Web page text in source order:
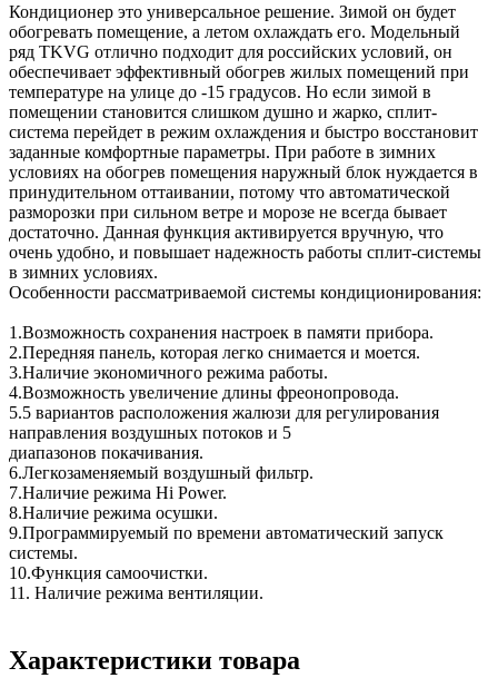
Кондиционер это универсальное решение. Зимой он будет
обогревать помещение, а летом охлаждать его. Модельный
ряд TKVG отлично подходит для российских условий, он
обеспечивает эффективный обогрев жилых помещений при
температуре на улице до -15 градусов. Но если зимой в
помещении становится слишком душно и жарко, сплит-
система перейдет в режим охлаждения и быстро восстановит
заданные комфортные параметры. При работе в зимних
условиях на обогрев помещения наружный блок нуждается в
принудительном оттаивании, потому что автоматической
разморозки при сильном ветре и морозе не всегда бывает
достаточно. Данная функция активируется вручную, что
очень удобно, и повышает надежность работы сплит-системы
в зимних условиях.
Особенности рассматриваемой системы кондиционирования:
1.Возможность сохранения настроек в памяти прибора.
2.Передняя панель, которая легко снимается и моется.
3.Наличие экономичного режима работы.
4.Возможность увеличение длины фреонопровода.
5.5 вариантов расположения жалюзи для регулирования
направления воздушных потоков и 5
диапазонов покачивания.
6.Легкозаменяемый воздушный фильтр.
7.Наличие режима Hi Power.
8.Наличие режима осушки.
9.Программируемый по времени автоматический запуск
системы.
10.Функция самоочистки.
11. Наличие режима вентиляции.
Характеристики товара